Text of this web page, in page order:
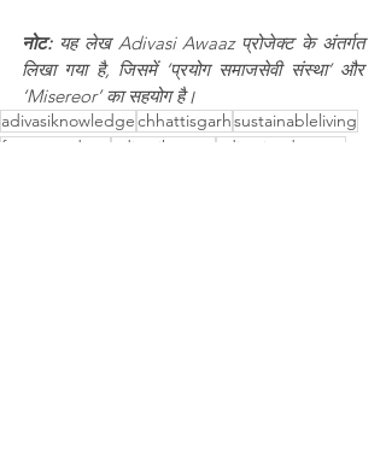
नोट: यह लेख Adivasi Awaaz प्रोजेक्ट के अंतर्गत
लिखा गया है, जिसमें ‘प्रयोग समाजसेवी संस्था’ और
‘Misereor’ का सहयोग है।
adivasiknowledgechhattisgarhsustainableliving
forestproduce
adivasihouses
adivasiandnature